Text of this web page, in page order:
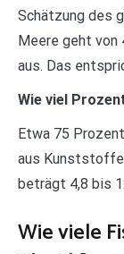
Schätzung des
Meere geht von
aus. Das
Wie viel
Etwa 75
aus
beträgt 4,8 bis
Wie viele